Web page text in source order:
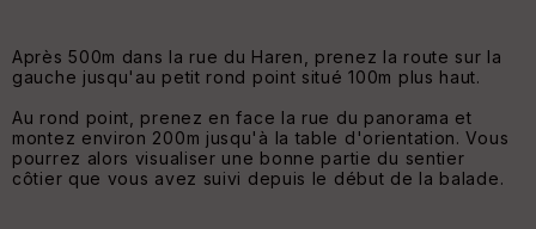
Après 500m dans la rue du Haren, prenez la route sur la
gauche jusqu'au petit rond point situé 100m plus haut.
Au rond point, prenez en face la rue du panorama et
montez environ 200m jusqu'à la table d'orientation. Vous
pourrez alors visualiser une bonne partie du sentier
côtier que vous avez suivi depuis le début de la balade.